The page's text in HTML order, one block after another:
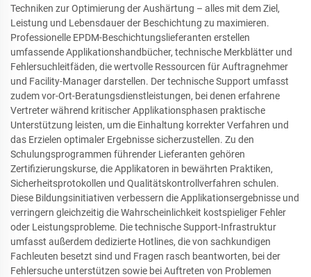
Techniken zur Optimierung der Aushärtung – alles mit dem Ziel,
Leistung und Lebensdauer der Beschichtung zu maximieren.
Professionelle EPDM-Beschichtungslieferanten erstellen
umfassende Applikationshandbücher, technische Merkblätter und
Fehlersuchleitfäden, die wertvolle Ressourcen für Auftragnehmer
und Facility-Manager darstellen. Der technische Support umfasst
zudem vor-Ort-Beratungsdienstleistungen, bei denen erfahrene
Vertreter während kritischer Applikationsphasen praktische
Unterstützung leisten, um die Einhaltung korrekter Verfahren und
das Erzielen optimaler Ergebnisse sicherzustellen. Zu den
Schulungsprogrammen führender Lieferanten gehören
Zertifizierungskurse, die Applikatoren in bewährten Praktiken,
Sicherheitsprotokollen und Qualitätskontrollverfahren schulen.
Diese Bildungsinitiativen verbessern die Applikationsergebnisse und
verringern gleichzeitig die Wahrscheinlichkeit kostspieliger Fehler
oder Leistungsprobleme. Die technische Support-Infrastruktur
umfasst außerdem dedizierte Hotlines, die von sachkundigen
Fachleuten besetzt sind und Fragen rasch beantworten, bei der
Fehlersuche unterstützen sowie bei Auftreten von Problemen